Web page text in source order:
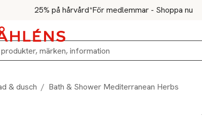
25% på hårvård*För medlemmar - Shoppa nu
& dusch / Bath & Shower Mediterranean Herbs